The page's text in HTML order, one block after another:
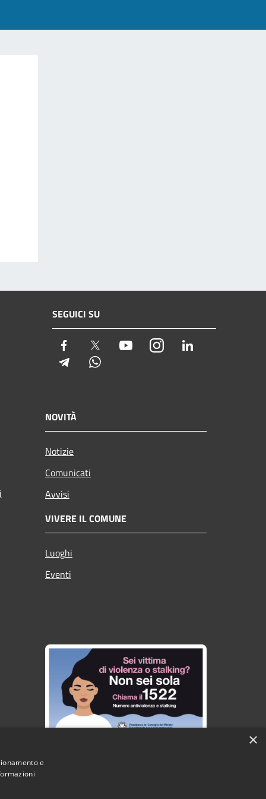
SEGUICI SU
Facebook Twitter YoutubeInstagram
Telegram
NOVITÀ
Notizie
Comunicati
Avvisi
VIVERE IL COMUNE
Luoghi
Eventi
×
e